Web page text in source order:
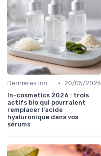
Dernières Innovations •
20/05/2026
In-cosmetics 2026 : trois
actifs bio qui pourraient
remplacer l'acide
hyaluronique dans vos
sérums